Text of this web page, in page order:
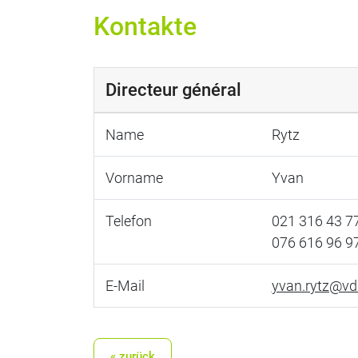
Kontakte
Directeur général
Name Rytz
Vorname Yvan
Telefon
021 316 43
076 616 96
E-Mail